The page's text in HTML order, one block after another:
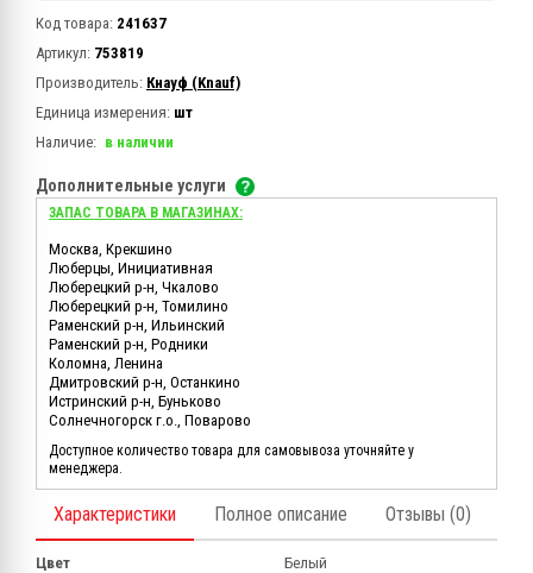
Код товара: 241637
Артикул: 753819
Производитель: Кнауф (Knauf)
Единица измерения: шт
Наличие: в наличии
Дополнительные услуги
ЗАПАС ТОВАРА В МАГАЗИНАХ:
Москва, Крекшино
Люберцы, Инициативная
Люберецкий р-н, Чкалово
Люберецкий р-н, Томилино
Раменский р-н, Ильинский
Раменский р-н, Родники
Коломна, Ленина
Дмитровский р-н, Останкино
Истринский р-н, Буньково
Солнечногорск г.о., Поварово
Доступное количество товара для самовывоза уточняйте у
менеджера.
Характеристики Полное описание Отзывы (0)
Цвет
Белый